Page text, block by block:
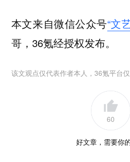
本文来自微信公众号“文
哥，36氪经授权发布。
该文观点仅代表作者本人，36氪平台
60
好文章，需要你